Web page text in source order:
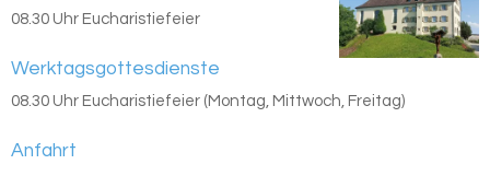
08.30 Uhr Eucharistiefeier
Werktagsgottesdienste
08.30 Uhr Eucharistiefeier (Montag, Mittwoch, Freitag)
Anfahrt